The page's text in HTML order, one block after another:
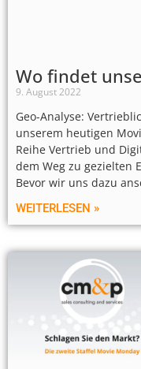
Wo findet
9. August 2022
Geo-Analyse:
unserem heutigen
Reihe Vertrieb und
dem Weg zu gezielten
Bevor wir uns dazu
WEITERLESEN »